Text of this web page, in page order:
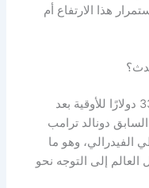
هذا الارتفاع أم
ليسجل 3353 دولارًا للأوقية بعد
دونالد ترامب
الفيدرالي، وهو ما
إلى التوجه نحو